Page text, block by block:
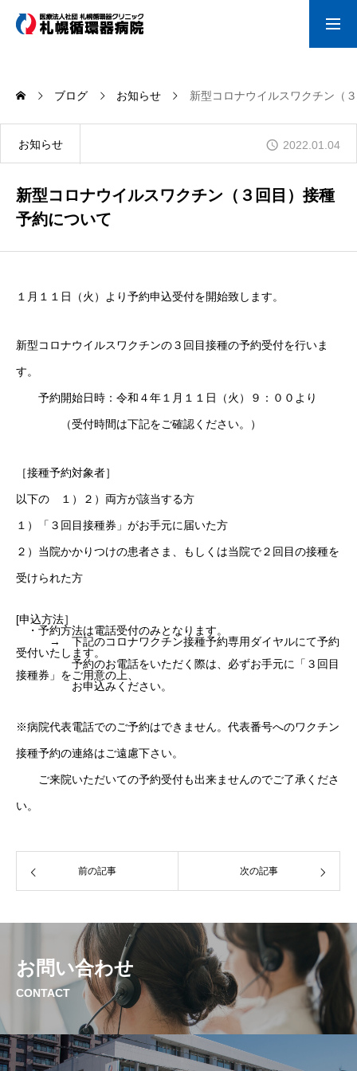
ホーム
NEWS
外来のご案内
入院される方へ
ドック・健診のご案内
採用情報
心臓リハビリテーション
ブログ お知らせ 新型コロナウイルスワクチン（
お知らせ 2022.01.04
新型コロナウイルスワクチン（３回目）接種
予約について
１月１１日（火）より予約申込受付を開始致します。
新型コロナウイルスワクチンの３回目接種の予約受付を行いま
す。
予約開始日時：令和４年１月１１日（火）９：００より
（受付時間は下記をご確認ください。）
［接種予約対象者］
以下の １）２）両方が該当する方
１）「３回目接種券」がお手元に届いた方
２）当院かかりつけの患者さま、もしくは当院で２回目の接種を
受けられた方
[申込方法］
・予約方法は電話受付のみとなります。
→ 下記のコロナワクチン接種予約専用ダイヤルにて予約
受付いたします。
予約のお電話をいただく際は、必ずお手元に「３回目
接種券」をご用意の上、
お申込みください。
※病院代表電話でのご予約はできません。代表番号へのワクチン
接種予約の連絡はご遠慮下さい。
ご来院いただいての予約受付も出来ませんのでご了承くださ
い。
前の記事 次の記事
お問い合わせ
CONTACT